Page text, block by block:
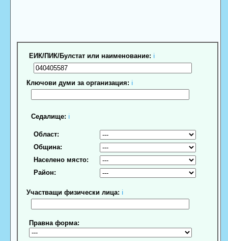
ЕИК/ПИК/Булстат или наименование: ℹ
Ключови думи за организация: ℹ
Седалище: ℹ
Област:
Община:
Населено място:
Район:
Участващи физически лица: ℹ
Правна форма: